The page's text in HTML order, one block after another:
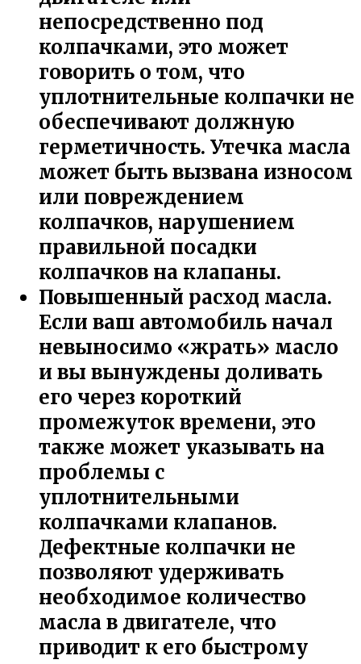
непосредственно под
колпачками, это может
говорить о том, что
уплотнительные колпачки не
обеспечивают должную
герметичность. Утечка масла
может быть вызвана износом
или повреждением
колпачков, нарушением
правильной посадки
колпачков на клапаны.
Повышенный расход масла.
Если ваш автомобиль начал
невыносимо «жрать» масло
и вы вынуждены доливать
его через короткий
промежуток времени, это
также может указывать на
проблемы с
уплотнительными
колпачками клапанов.
Дефектные колпачки не
позволяют удерживать
необходимое количество
масла в двигателе, что
приводит к его быстрому